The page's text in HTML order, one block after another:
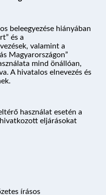
beleegyezése hiányában
és a
valamint a
Magyarországon”
mind önállóan,
A hivatalos elnevezés és
használat esetén a
eljárásokat
írásos